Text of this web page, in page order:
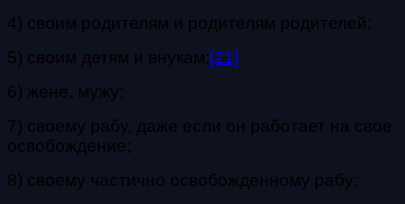
4) своим родителям и родителям родителей;
5) своим детям и внукам; [21]
6) жене, мужу;
7) своему рабу, даже если он работает на свое
освобождение;
8) своему частично освобожденному рабу;